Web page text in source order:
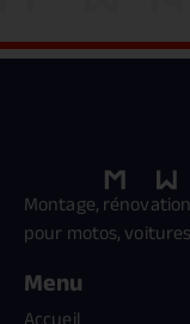
Montage,
pour motos,
Menu